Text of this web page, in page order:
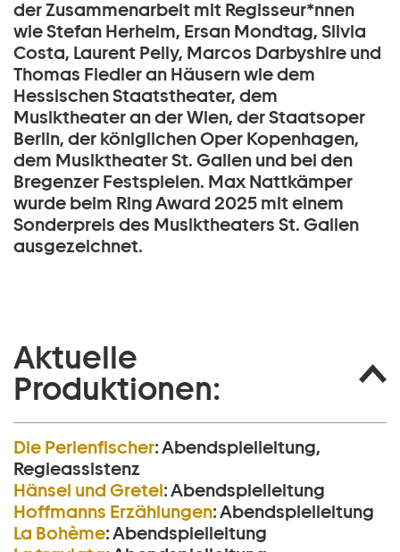
der Zusammenarbeit mit Regisseur*nnen
wie Stefan Herheim, Ersan Mondtag, Silvia
Costa, Laurent Pelly, Marcos Darbyshire und
Thomas Fiedler an Häusern wie dem
Hessischen Staatstheater, dem
Musiktheater an der Wien, der Staatsoper
Berlin, der königlichen Oper Kopenhagen,
dem Musiktheater St. Gallen und bei den
Bregenzer Festspielen. Max Nattkämper
wurde beim Ring Award 2025 mit einem
Sonderpreis des Musiktheaters St. Gallen
ausgezeichnet.
Aktuelle
Produktionen:
Die Perlen­fischer:Abendspielleitung,
Regieassistenz
Hänsel und Gretel:Abendspielleitung
Hoffmanns Erzählungen:Abendspielleitung
La Bohème:Abendspielleitung